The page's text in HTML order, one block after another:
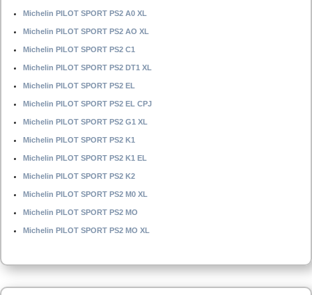
Michelin PILOT SPORT PS2 A0 XL
Michelin PILOT SPORT PS2 AO XL
Michelin PILOT SPORT PS2 C1
Michelin PILOT SPORT PS2 DT1 XL
Michelin PILOT SPORT PS2 EL
Michelin PILOT SPORT PS2 EL CPJ
Michelin PILOT SPORT PS2 G1 XL
Michelin PILOT SPORT PS2 K1
Michelin PILOT SPORT PS2 K1 EL
Michelin PILOT SPORT PS2 K2
Michelin PILOT SPORT PS2 M0 XL
Michelin PILOT SPORT PS2 MO
Michelin PILOT SPORT PS2 MO XL